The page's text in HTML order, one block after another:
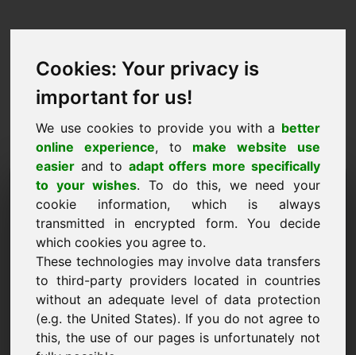
Cookies: Your privacy is
important for us!
We use cookies to provide you with a better
online experience, to make website use
easier and to adapt offers more specifically
to your wishes. To do this, we need your
cookie information, which is always
transmitted in encrypted form. You decide
which cookies you agree to.
These technologies may involve data transfers
to third-party providers located in countries
without an adequate level of data protection
(e.g. the United States). If you do not agree to
this, the use of our pages is unfortunately not
طلب شراء المجال: wcs.eu
أريد شراء النطاق wcs.eu مقابل 4000 Euro باستثناء
اسم الشركة
البريد الإلكتروني